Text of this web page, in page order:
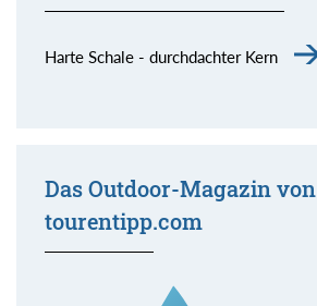
Harte Schale - durchdachter Kern
Das Outdoor-Magazin von
tourentipp.com